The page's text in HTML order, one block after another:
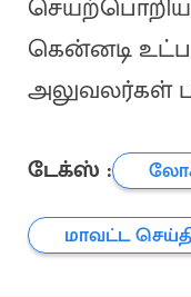
கென்னடி
அலுவலர்கள்
டேக்ஸ் :
மாவட்ட